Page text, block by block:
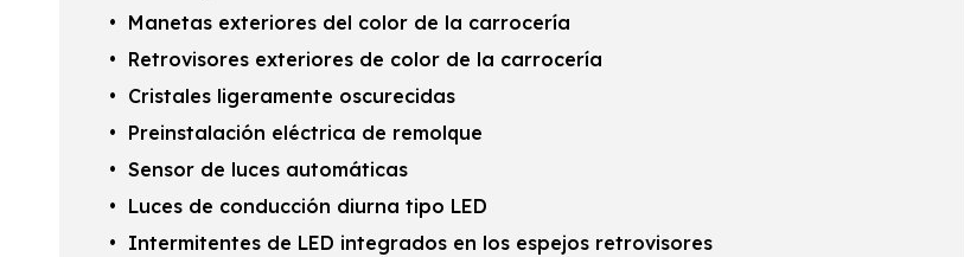
Manetas exteriores del color de la carrocería
Retrovisores exteriores de color de la carrocería
Cristales ligeramente oscurecidas
Preinstalación eléctrica de remolque
Sensor de luces automáticas
Luces de conducción diurna tipo LED
Intermitentes de LED integrados en los espejos retrovisores